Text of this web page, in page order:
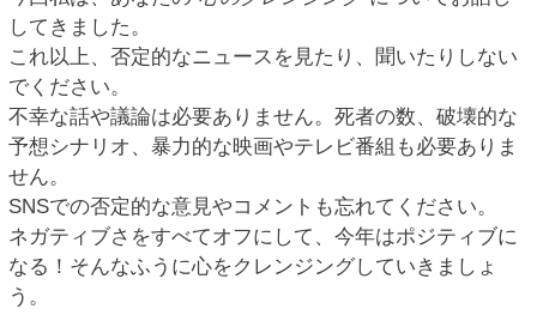
してきました。
これ以上、否定的なニュースを見たり、聞いたりしない
でください。
不幸な話や議論は必要ありません。死者の数、破壊的な
予想シナリオ、暴力的な映画やテレビ番組も必要ありま
せん。
SNSでの否定的な意見やコメントも忘れてください。
ネガティブさをすべてオフにして、今年はポジティブに
なる！そんなふうに心をクレンジングしていきましょ
う。